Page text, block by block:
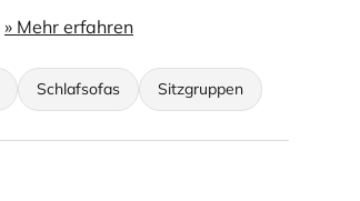
» Mehr erfahren
Schlafsofas Sitzgruppen